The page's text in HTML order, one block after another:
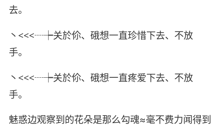
去。
丶<<<┈┾关於伱、硪想一直珍惜下去、不放
手。
丶<<<┈┾关於伱、硪想一直疼爱下去、不放
手。
魅惑边观察到的花朵是那么勾魂≈毫不费力闻得到